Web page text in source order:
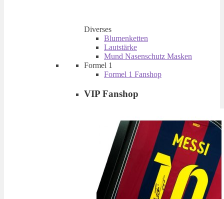
Diverses
Blumenketten
Lautstärke
Mund Nasenschutz Masken
Formel 1
Formel 1 Fanshop
VIP Fanshop